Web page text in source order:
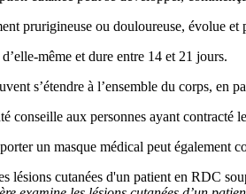
prurigineuse ou douloureuse, évolue
même et dure entre 14 et 21 jours.
s’étendre à l’ensemble du corps, en
conseille aux personnes ayant contracté
un masque médical peut également